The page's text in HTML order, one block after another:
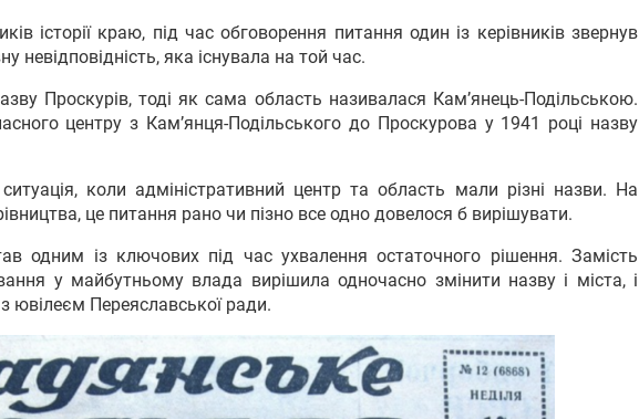
історії краю, під час обговорення питання один із керівників звернув
невідповідність, яка існувала на той час.
Проскурів, тоді як сама область називалася Кам’янець-Подільською.
центру з Кам’янця-Подільського до Проскурова у 1941 році назву
коли адміністративний центр та область мали різні назви. На
це питання рано чи пізно все одно довелося б вирішувати.
одним із ключових під час ухвалення остаточного рішення. Замість
у майбутньому влада вирішила одночасно змінити назву і міста, і
ювілеєм Переяславської ради.